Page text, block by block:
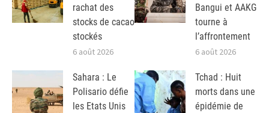
rachat des
stocks de cacao
stockés
6 août 2026
Bangui et AAKG
tourne à
l’affrontement
6 août 2026
Sahara : Le
Polisario défie
les Etats Unis
Tchad : Huit
morts dans une
épidémie de